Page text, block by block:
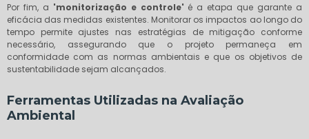
Por fim, a 'monitorização e controle' é a etapa que garante a
eficácia das medidas existentes. Monitorar os impactos ao longo do
tempo permite ajustes nas estratégias de mitigação conforme
necessário, assegurando que o projeto permaneça em
conformidade com as normas ambientais e que os objetivos de
sustentabilidade sejam alcançados.
Ferramentas Utilizadas na Avaliação
Ambiental